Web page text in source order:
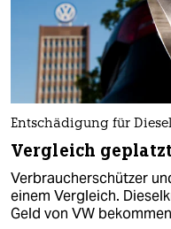
Entschädigung für
Vergleich
Verbraucherschützer
einem Vergleich.
Geld von VW